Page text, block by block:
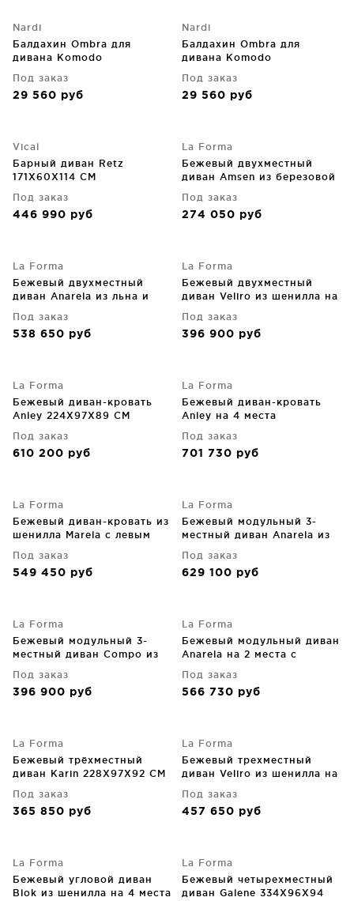
Nardi
Балдахин Ombra для
дивана Komodo
Под заказ
29 560 руб
Nardi
Балдахин Ombra для
дивана Komodo
Под заказ
29 560 руб
Vical
Барный диван Retz
171X60X114 CM
Под заказ
446 990 руб
La Forma
Бежевый двухместный
диван Amsen из березовой
матовой нержавеющей
стали 165X86X77 CM
Под заказ
274 050 руб
La Forma
Бежевый двухместный
диван Anarela из льна и
чехлом 220X107X64 CM
Под заказ
538 650 руб
La Forma
Бежевый двухместный
диван Veliro из шенилла на
210 CM
Под заказ
396 900 руб
La Forma
Бежевый диван-кровать
Anley 224X97X89 CM
Под заказ
610 200 руб
La Forma
Бежевый диван-кровать
Anley на 4 места
Под заказ
701 730 руб
La Forma
Бежевый диван-кровать из
шенилла Marela с левым
CM
Под заказ
549 450 руб
La Forma
Бежевый модульный 3-
местный диван Anarela из
съемным чехлом 310 CM
Под заказ
629 100 руб
La Forma
Бежевый модульный 3-
местный диван Compo из
металлическим каркасом
232X98X82 CM
Под заказ
396 900 руб
La Forma
Бежевый модульный диван
Anarela на 2 места с
съемным чехлом
270X107X64 CM
Под заказ
566 730 руб
La Forma
Бежевый трёхместный
диван Karin 228X97X92 CM
Под заказ
365 850 руб
La Forma
Бежевый трехместный
диван Veliro из шенилла на
240 CM
Под заказ
457 650 руб
La Forma
Бежевый угловой диван
Blok из шенилла на 4 места
La Forma
Бежевый четырехместный
диван Galene 334X96X94